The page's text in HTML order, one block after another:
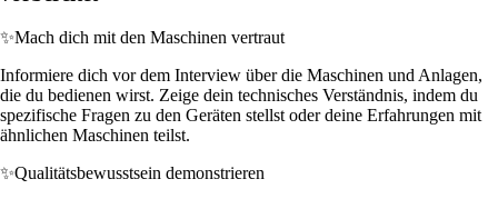
✨Mach dich mit den Maschinen vertraut
Informiere dich vor dem Interview über die Maschinen und Anlagen,
die du bedienen wirst. Zeige dein technisches Verständnis, indem du
spezifische Fragen zu den Geräten stellst oder deine Erfahrungen mit
ähnlichen Maschinen teilst.
✨Qualitätsbewusstsein demonstrieren